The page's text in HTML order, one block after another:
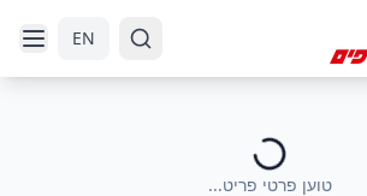
EN
טוען פרטי פריט...